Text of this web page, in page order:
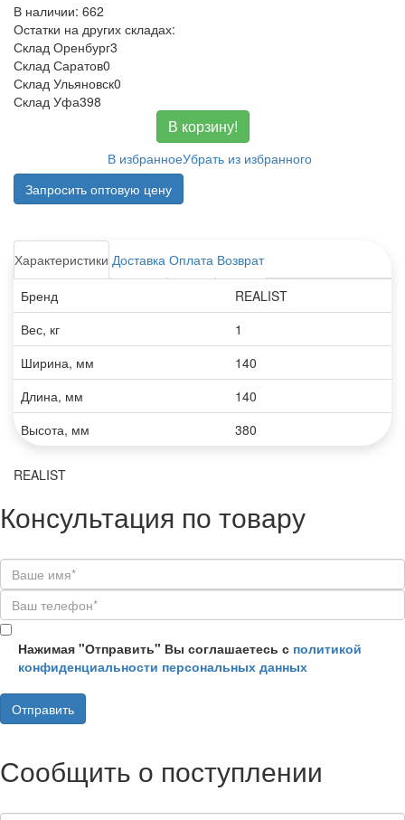
В наличии: 662
Остатки на других складах:
Склад Оренбург3
Склад Саратов0
Склад Ульяновск0
Склад Уфа398
В корзину!
В избранноеУбрать из избранного
Запросить оптовую цену
Характеристики Доставка Оплата Возврат
Бренд
REALIST
Вес, кг
1
Ширина, мм
140
Длина, мм
140
Высота, мм
380
REALIST
Консультация по товару
Нажимая "Отправить" Вы соглашаетесь с политикой
конфиденциальности персональных данных
Сообщить о поступлении